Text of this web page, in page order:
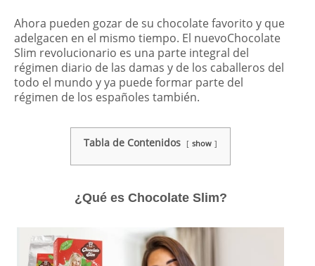
Ahora pueden gozar de su chocolate favorito y que
adelgacen en el mismo tiempo. El nuevoChocolate
Slim revolucionario es una parte integral del
régimen diario de las damas y de los caballeros del
todo el mundo y ya puede formar parte del
régimen de los españoles también.
Tabla de Contenidos show
¿Qué es Chocolate Slim?